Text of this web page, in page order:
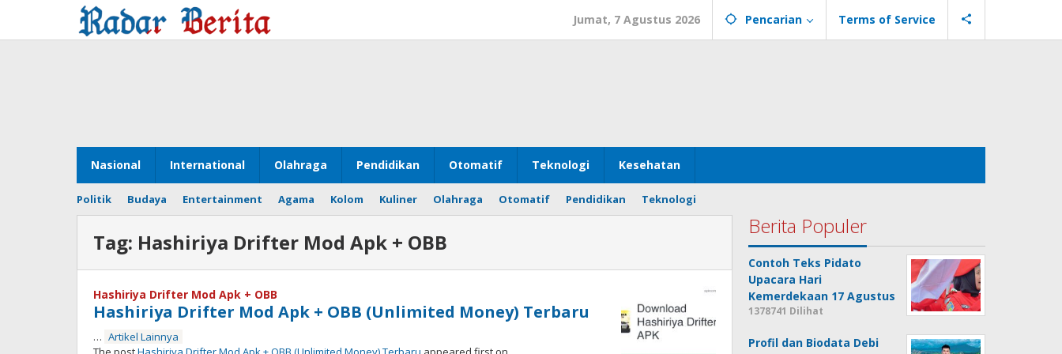
konten
Jumat, 7 Agustus 2026 Pencarian Terms of Service
Nasional International Olahraga Pendidikan Otomatif Teknologi Kesehatan
Politik Budaya Entertainment Agama Kolom Kuliner Olahraga Otomatif Pendidikan Teknologi
Tag: Hashiriya Drifter Mod Apk + OBB
Hashiriya Drifter Mod Apk + OBB
Hashiriya Drifter Mod Apk + OBB (Unlimited Money) Terbaru
… Artikel Lainnya
Berita Populer
Contoh Teks Pidato
Upacara Hari
Kemerdekaan 17 Agustus
1378741 Dilihat
Profil dan Biodata Debi